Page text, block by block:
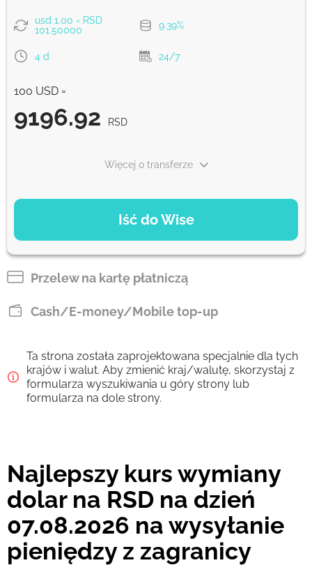
usd 1.00 = RSD
101.50000
9.39%
4 d 24/7
100 USD =
9196.92 RSD
Iść do Wise
Więcej o transferze
OPCJE PŁATNOŚCI
9196.92 RSD 4 d
Prowizja Strumok, zawsze 0%
Przelew na kartę płatniczą
Cash/E-money/Mobile top-up
Ta strona została zaprojektowana specjalnie dla tych
krajów i walut. Aby zmienić kraj/walutę, skorzystaj z
formularza wyszukiwania u góry strony lub
formularza na dole strony.
Najlepszy kurs wymiany
dolar na RSD na dzień
07.08.2026 na wysyłanie
pieniędzy z zagranicy